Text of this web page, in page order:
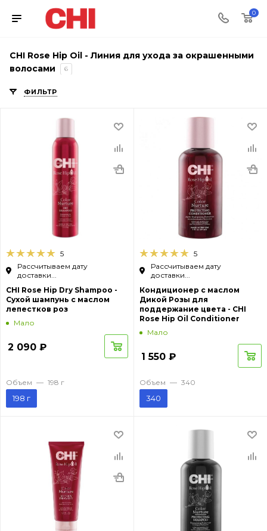
0
CHI Rose Hip Oil - Линия для ухода за окрашенными
волосами
6
ФИЛЬТР
5
Рассчитываем дату
доставки...
CHI Rose Hip Dry Shampoo -
Cухой шампунь с маслом
лепестков роз
Мало
2 090 ₽
Объем — 198 г
198 г
5
Рассчитываем дату
доставки...
Кондиционер с маслом
Дикой Розы для
поддержание цвета - CHI
Rose Hip Oil Conditioner
Мало
1 550 ₽
Объем — 340
340